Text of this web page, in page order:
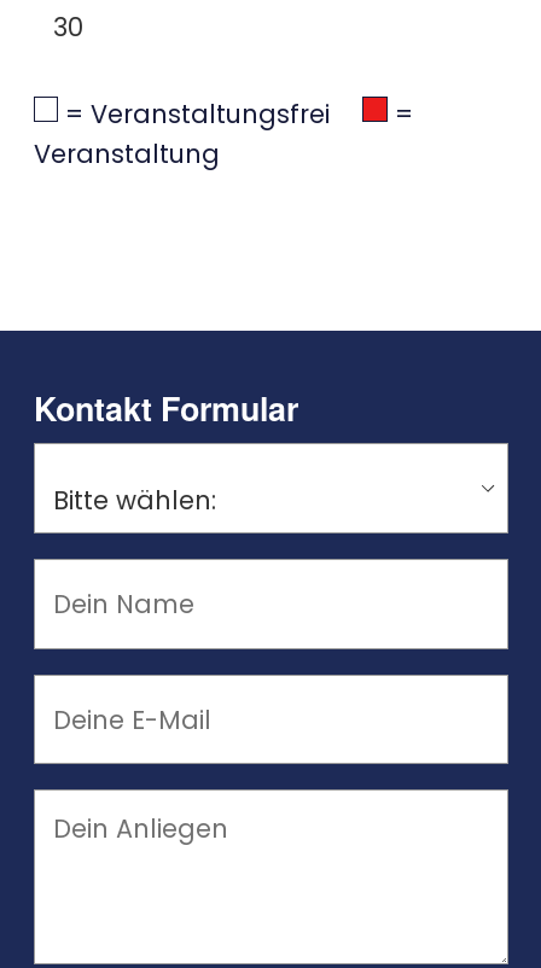
30
= Veranstaltungsfrei
=
Veranstaltung
Kontakt Formular